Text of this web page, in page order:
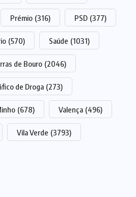
Prémio (316) PSD (377)
(570) Saúde (1031)
de Bouro (2046)
de Droga (273)
(678) Valença (496)
Vila Verde (3793)